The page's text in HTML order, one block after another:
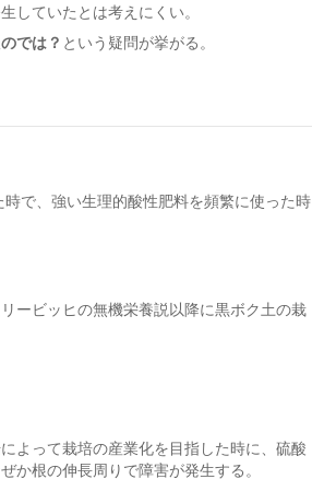
していたとは考えにくい。
では？ という疑問が挙がる。
で、強い生理的酸性肥料を頻繁に使った時
ービッヒの無機栄養説以降に黒ボク土の栽
よって栽培の産業化を目指した時に、硫酸
か根の伸長周りで障害が発生する。